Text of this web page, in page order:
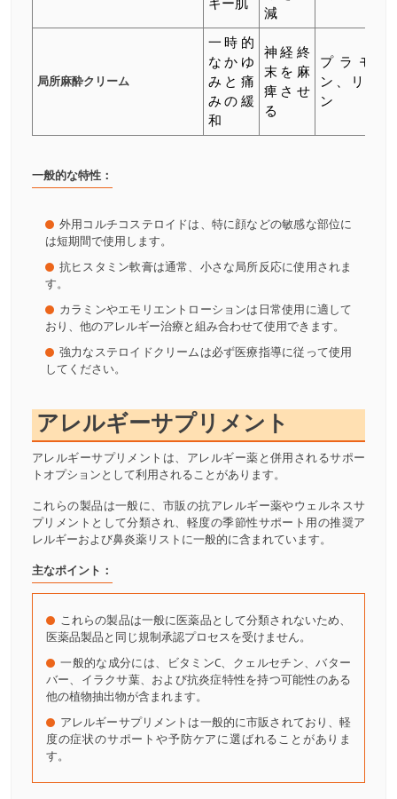
ギー肌
減
局所麻酔クリーム
一時的
なかゆ
みと痛
みの緩
和
神経終
末を麻
痺させ
る
プラモキ
ン、リド
ン
一般的な特性：
外用コルチコステロイドは、特に顔などの敏感な部位に
は短期間で使用します。
抗ヒスタミン軟膏は通常、小さな局所反応に使用されま
す。
カラミンやエモリエントローションは日常使用に適して
おり、他のアレルギー治療と組み合わせて使用できます。
強力なステロイドクリームは必ず医療指導に従って使用
してください。
アレルギーサプリメント
アレルギーサプリメントは、アレルギー薬と併用されるサポー
トオプションとして利用されることがあります。
これらの製品は一般に、市販の抗アレルギー薬やウェルネスサ
プリメントとして分類され、軽度の季節性サポート用の推奨ア
レルギーおよび鼻炎薬リストに一般的に含まれています。
主なポイント：
これらの製品は一般に医薬品として分類されないため、
医薬品製品と同じ規制承認プロセスを受けません。
一般的な成分には、ビタミンC、クェルセチン、バター
バー、イラクサ葉、および抗炎症特性を持つ可能性のある
他の植物抽出物が含まれます。
アレルギーサプリメントは一般的に市販されており、軽
度の症状のサポートや予防ケアに選ばれることがありま
す。